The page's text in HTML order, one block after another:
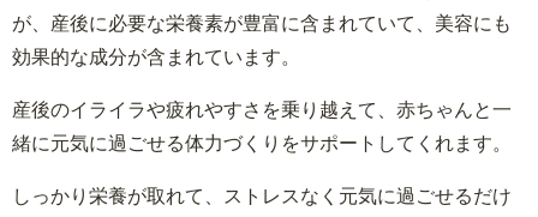
が、産後に必要な栄養素が豊富に含まれていて、美容にも
効果的な成分が含まれています。
産後のイライラや疲れやすさを乗り越えて、赤ちゃんと一
緒に元気に過ごせる体力づくりをサポートしてくれます。
しっかり栄養が取れて、ストレスなく元気に過ごせるだけ